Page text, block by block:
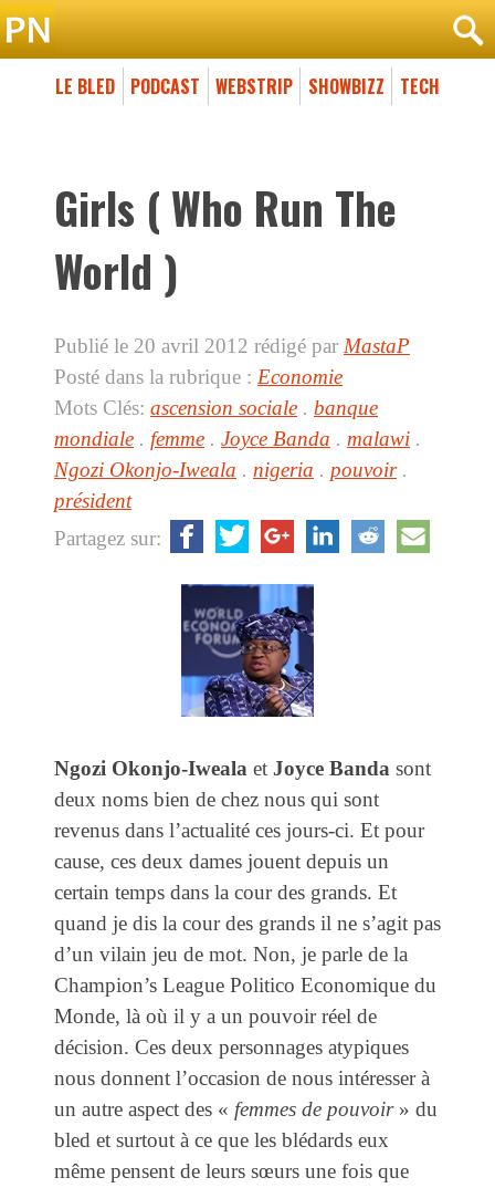
LE BLED PODCAST WEBSTRIP SHOWBIZZ TECH
Girls ( Who Run The
World )
Publié le 20 avril 2012 rédigé par MastaP
Posté dans la rubrique : Economie
Mots Clés: ascension sociale . banque
mondiale . femme . Joyce Banda . malawi .
Ngozi Okonjo-Iweala . nigeria . pouvoir.
président
Partagez sur:
Ngozi Okonjo-Iweala et Joyce Banda sont
deux noms bien de chez nous qui sont
revenus dans l’actualité ces jours-ci. Et pour
cause, ces deux dames jouent depuis un
certain temps dans la cour des grands. Et
quand je dis la cour des grands il ne s’agit pas
d’un vilain jeu de mot. Non, je parle de la
Champion’s League Politico Economique du
Monde, là où il y a un pouvoir réel de
décision. Ces deux personnages atypiques
nous donnent l’occasion de nous intéresser à
un autre aspect des « femmes de pouvoir» du
bled et surtout à ce que les blédards eux
même pensent de leurs sœurs une fois que